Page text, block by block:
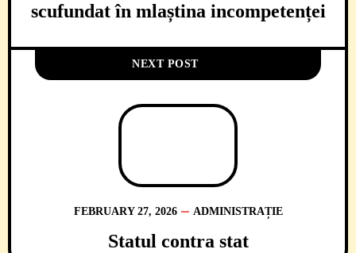
scufundat în mlaștina incompetenței
NEXT POST
FEBRUARY 27, 2026 ADMINISTRAȚIE
Statul contra stat